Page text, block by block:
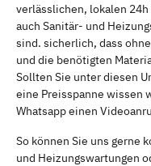
verlässlichen, lokalen
auch Sanitär- und
sind. sicherlich, dass
und die benötigten
Sollten Sie unter diesen
eine Preisspanne wissen
Whatsapp einen
So können Sie uns gerne
und Heizungswartungen